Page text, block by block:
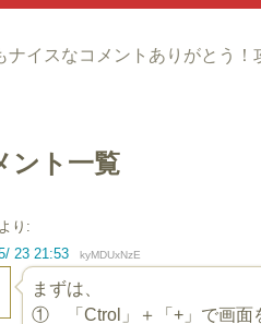
ナイスなコメントありがとう！
ント一覧
より:
23 21:53
kyMDUxNzE
まずは、
① 「Ctrol」＋「+」で画面